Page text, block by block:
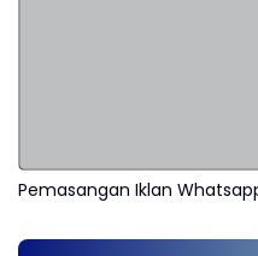
Pemasangan Iklan